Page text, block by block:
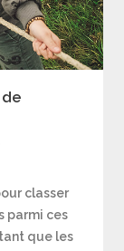
classer
parmi ces
que les